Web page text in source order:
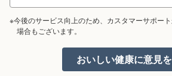
※今後のサービス向上のため、カスタマーサポー
場合もございます。